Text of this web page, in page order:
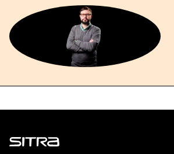
Sitra